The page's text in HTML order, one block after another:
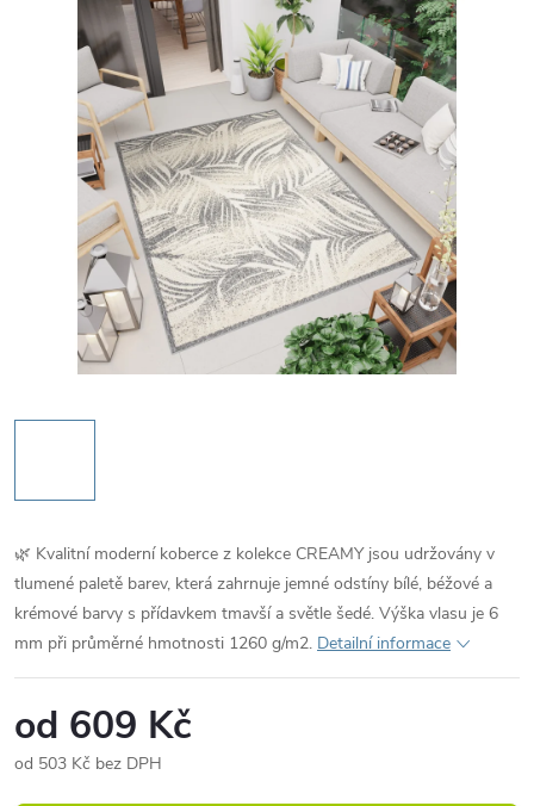
🌿 Kvalitní moderní koberce z kolekce CREAMY jsou udržovány v
tlumené paletě barev, která zahrnuje jemné odstíny bílé, béžové a
krémové barvy s přídavkem tmavší a světle šedé. Výška vlasu je 6
mm při průměrné hmotnosti 1260 g/m2. Detailní informace
od 609 Kč
od 503 Kč bez DPH